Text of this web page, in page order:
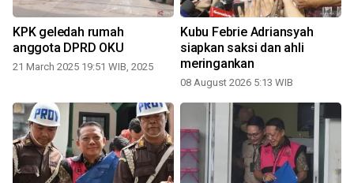
KPK geledah rumah
anggota DPRD OKU
21 March 2025 19:51 WIB, 2025
Kubu Febrie Adriansyah
siapkan saksi dan ahli
meringankan
08 August 2026 5:13 WIB